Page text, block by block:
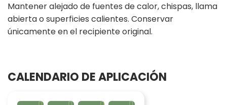
Mantener alejado de fuentes de calor, chispas, llama
abierta o superficies calientes. Conservar
únicamente en el recipiente original.
CALENDARIO DE APLICACIÓN